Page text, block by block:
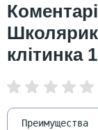
клітинка